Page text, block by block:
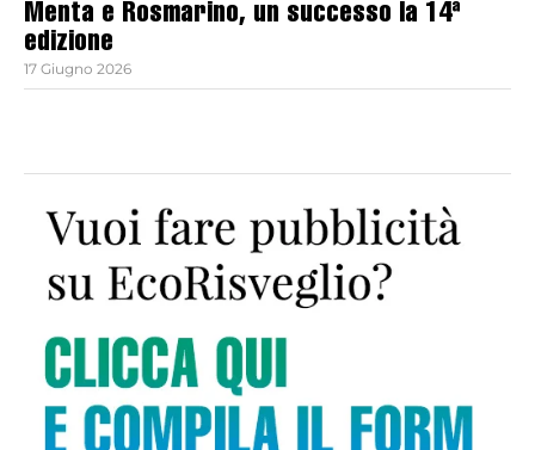
Menta e Rosmarino, un successo la 14ª
edizione
17 Giugno 2026